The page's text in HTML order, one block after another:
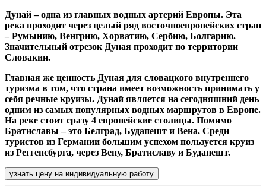
Дунай – одна из главных водных артерий Европы. Эта
река проходит через целый ряд восточноевропейских стран
– Румынию, Венгрию, Хорватию, Сербию, Болгарию.
Значительный отрезок Дуная проходит по территории
Словакии.
Главная же ценность Дуная для словацкого внутреннего
туризма в том, что страна имеет возможность принимать у
себя речные круизы. Дунай является на сегодняшний день
одним из самых популярных водных маршрутов в Европе.
На реке стоит сразу 4 европейские столицы. Помимо
Братиславы – это Белград, Будапешт и Вена. Среди
туристов из Германии большим успехом пользуется круиз
из Реггенсбурга, через Вену, Братиславу и Будапешт.
узнать цену на индивидуальную работу